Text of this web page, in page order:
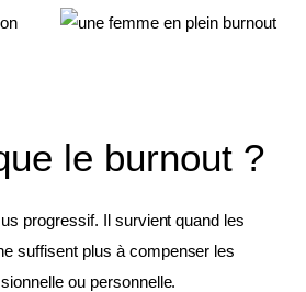
le burnout ?
progressif. Il survient quand les
suffisent plus à compenser les
ou personnelle.